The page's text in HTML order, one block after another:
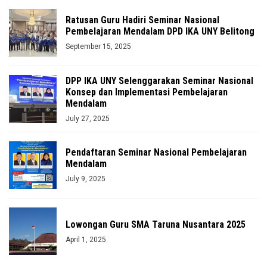
Ratusan Guru Hadiri Seminar Nasional
Pembelajaran Mendalam DPD IKA UNY Belitong
September 15, 2025
DPP IKA UNY Selenggarakan Seminar Nasional
Konsep dan Implementasi Pembelajaran
Mendalam
July 27, 2025
Pendaftaran Seminar Nasional Pembelajaran
Mendalam
July 9, 2025
Lowongan Guru SMA Taruna Nusantara 2025
April 1, 2025